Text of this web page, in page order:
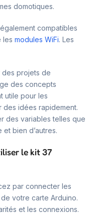
domotiques.
compatibles
les modules WiFi. Les
des projets de
des concepts
utile pour les
des idées rapidement.
des variables telles que
et bien d’autres.
le kit 37
par connecter les
votre carte Arduino.
et les connexions.